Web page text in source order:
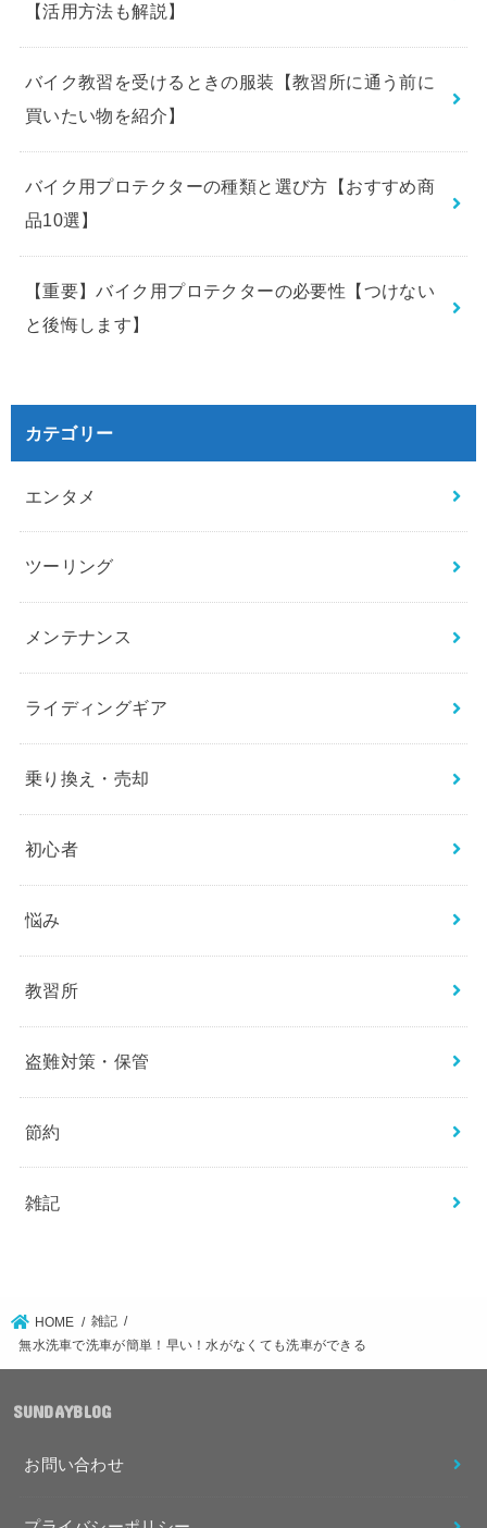
【活用方法も解説】
バイク教習を受けるときの服装【教習所に通う前に
買いたい物を紹介】
バイク用プロテクターの種類と選び方【おすすめ商
品10選】
【重要】バイク用プロテクターの必要性【つけない
と後悔します】
カテゴリー
エンタメ
ツーリング
メンテナンス
ライディングギア
乗り換え・売却
初心者
悩み
教習所
盗難対策・保管
節約
雑記
HOME
雑記
無水洗車で洗車が簡単！早い！水がなくても洗車ができる
SUNDAYBLOG
お問い合わせ